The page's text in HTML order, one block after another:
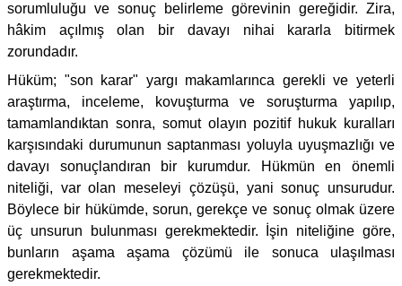
sorumluluğu ve sonuç belirleme görevinin gereğidir. Zira,
hâkim açılmış olan bir davayı nihai kararla bitirmek
zorundadır.
Hüküm; "son karar" yargı makamlarınca gerekli ve yeterli
araştırma, inceleme, kovuşturma ve soruşturma yapılıp,
tamamlandıktan sonra, somut olayın pozitif hukuk kuralları
karşısındaki durumunun saptanması yoluyla uyuşmazlığı ve
davayı sonuçlandıran bir kurumdur. Hükmün en önemli
niteliği, var olan meseleyi çözüşü, yani sonuç unsurudur.
Böylece bir hükümde, sorun, gerekçe ve sonuç olmak üzere
üç unsurun bulunması gerekmektedir. İşin niteliğine göre,
bunların aşama aşama çözümü ile sonuca ulaşılması
gerekmektedir.